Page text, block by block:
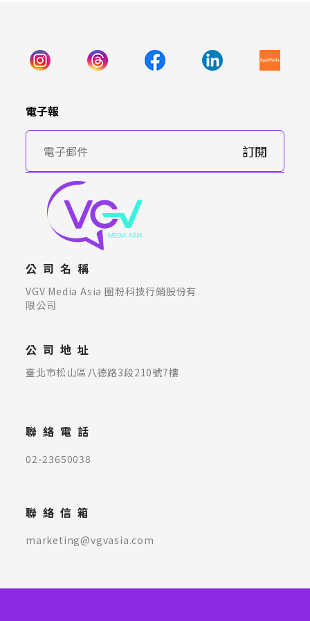
電子報
訂閱
公司名稱
VGV Media Asia 圈粉科技行銷股份有
限公司
公司地址
臺北市松山區八德路3段210號7樓
聯絡電話
02-23650038
聯絡信箱
marketing@vgvasia.com